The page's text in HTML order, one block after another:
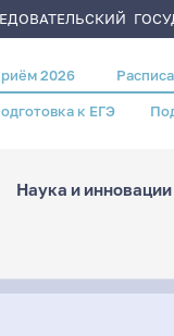
2026
к ЕГЭ
Наука и инновации